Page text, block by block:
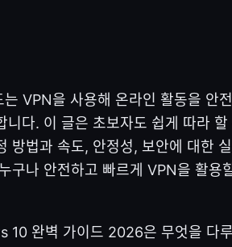
VPN을 사용해 온라인 활동을 안
다. 이 글은 초보자도 쉽게 따라
법과 속도, 안정성, 보안에 대한
구나 안전하고 빠르게 VPN을 활용
완벽 가이드 2026은 무엇을 다